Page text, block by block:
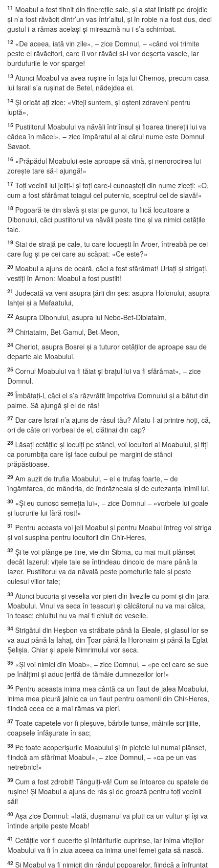
11 Moabul a fost tihnit din tinereţile sale, şi a stat liniştit pe drojdie
şi n’a fost răvăcit dintr’un vas într’altul, şi în robie n’a fost dus, deci
gustul i-a rămas acelaşi şi mireazmă nu i s’a schimbat.
12 «De aceea, iată vin zile», – zice Domnul, – «când voi trimite
peste el răvăcitori, care îl vor răvăci şi-i vor deşerta vasele, iar
burdufurile le vor sparge!
13 Atunci Moabul va avea ruşine în faţa lui Chemoş, precum casa
lui Israil s’a ruşinat de Betel, nădejdea ei.
14 Şi oricât aţi zice: «Viteji suntem, şi oşteni zdraveni pentru
luptă»,
15 Pustiitorul Moabului va năvăli într’însul şi floarea tinereţii lui va
cădea în măcel», – zice împăratul al al cărui nume este Domnul
Savaot.
16 «Prăpădul Moabului este aproape să vină, şi nenorocirea lui
zoreşte tare să-l ajungă!»
17 Toţi vecinii lui jeliţi-l şi toţi care-l cunoaşteţi din nume ziceţi: «O,
cum a fost sfărâmat toiagul cel puternic, sceptrul cel de slavă!»
18 Pogoară-te din slavă şi stai pe gunoi, tu fiică locuitoare a
Dibonului, căci pustiitorul va năvăli peste tine şi va nimici cetăţile
tale.
19 Stai de strajă pe cale, tu care locueşti în Aroer, întreabă pe cei
care fug şi pe cei care au scăpat: «Ce este?»
20 Moabul a ajuns de ocară, căci a fost sfărâmat! Urlaţi şi strigaţi,
vestiţi în Arnon: Moabul a fost pustiit!
21 Judecată va veni asupra ţării din şes: asupra Holonului, asupra
Iahţei şi a Mefaatului,
22 Asupra Dibonului, asupra lui Nebo-Bet-Diblataim,
23 Chiriataim, Bet-Gamul, Bet-Meon,
24 Cheriot, asupra Bosrei şi a tuturor cetăţilor de aproape sau de
departe ale Moabului.
25 Cornul Moabului va fi tăiat şi braţul lui va fi sfărâmat», – zice
Domnul.
26 Îmbătaţi-l, căci el s’a răzvrătit împotriva Domnului şi a bătut din
palme. Să ajungă şi el de râs!
27 Dar care Israil n’a ajuns de râsul tău? Aflatu-l-ai printre hoţi, că,
ori de câte ori vorbeai de el, clătinai din cap?
28 Lăsaţi cetăţile şi locuiţi pe stânci, voi locuitori ai Moabului, şi fiţi
ca porumbiţa care îşi face cuibul pe margini de stânci
prăpăstioase.
29 Am auzit de trufia Moabului, – el e trufaş foarte, – de
îngâmfarea, de mândria, de îndrăzneala şi de cutezanţa inimii lui.
30 «Şi eu cunosc semeţia lui», – zice Domnul – «vorbele lui goale
şi lucrurile lui fără rost!»
31 Pentru aceasta voi jeli Moabul şi pentru Moabul întreg voi striga
şi voi suspina pentru locuitorii din Chir-Heres,
32 Şi te voi plânge pe tine, vie din Sibma, cu mai mult plânset
decât Iazerul: viţele tale se întindeau dincolo de mare până la
Iazer. Pustiitorul va da năvală peste pometurile tale şi peste
culesul viilor tale;
33 Atunci bucuria şi veselia vor pieri din livezile cu pomi şi din ţara
Moabului. Vinul va seca în teascuri şi călcătorul nu va mai călca,
în teasc: chiuitul nu va mai fi chiuit de veselie.
34 Strigătul din Heşbon va străbate până la Eleale, şi glasul lor se
va auzi până la Iahaţ, din Ţoar până la Horonaim şi până la Eglat-
Şelişia. Chiar şi apele Nimrimului vor seca.
35 «Şi voi nimici din Moab», – zice Domnul, – «pe cei care se sue
pe înălţimi şi aduc jertfă de tămâie dumnezeilor lor!»
36 Pentru aceasta inima mea cântă ca un flaut de jalea Moabului,
inima mea picură jalnic ca un flaut pentru oamenii din Chir-Heres,
fiindcă ceea ce a mai rămas va pieri.
37 Toate capetele vor fi pleşuve, bărbile tunse, mâinile scrijiiite,
coapsele înfăşurate în sac;
38 Pe toate acoperişurile Moabului şi în pieţele lui numai plânset,
fiindcă am sfărîmat Moabul», – zice Domnul, – «ca pe un vas
netrebnic!»
39 Cum a fost zdrobit! Tânguiţi-vă! Cum se întoarce cu spatele de
ruşine! Şi Moabul a ajuns de râs şi de groază pentru toţi vecinii
săi!
40 Aşa zice Domnul: «Iată, duşmanul va pluti ca un vultur şi îşi va
întinde aripile peste Moab!
41 Cetăţile vor fi cucerite şi întăriturile cuprinse, iar inima vitejilor
Moabului va fi în ziua aceea ca inima unei femei gata să nască.
42 Şi Moabul va fi nimicit din rândul popoarelor, fiindcă a înfruntat